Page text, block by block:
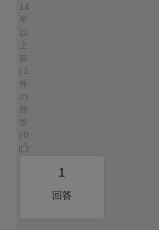
14
年
以
前
| 1
件
の
回
答
| 0
1
回答